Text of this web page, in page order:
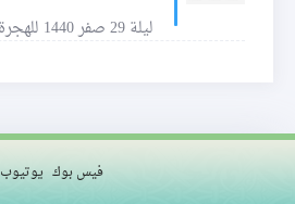
ليلة 29 صفر 1440 للهجرة
فيس بوك يوتيوب